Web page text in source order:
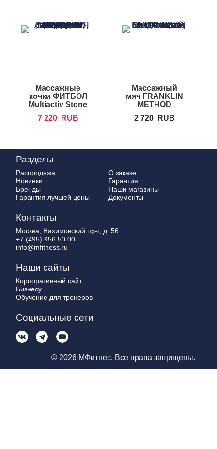
Массажные
кочки ФИТБОЛ
Multiactiv Stone
7 220
RUB
Массажный
мяч FRANKLIN
METHOD
2 720 RUB
Разделы
Распродажа
Новинки
Бренды
Гарантия лучшей цены
О заказе
Гарантия
Наши магазины
Документы
Контакты
Москва, Нахимовский пр-т, д. 56
+7 (495) 956 50 00
info@mfitness.ru
Наши сайты
Корпоративный сайт
Бизнесу
Обучение для тренеров
Социальные сети
© 2026 МФитнес. Все права защищены.